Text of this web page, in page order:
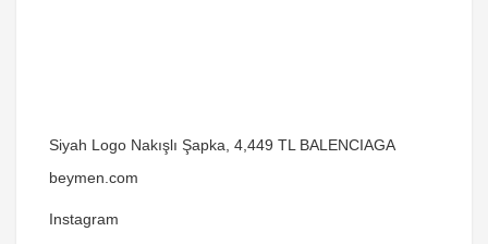
Siyah Logo Nakışlı Şapka, 4,449 TL BALENCIAGA
beymen.com
Instagram